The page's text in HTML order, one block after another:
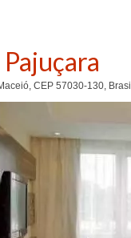
CEP 57030-130, Brasil